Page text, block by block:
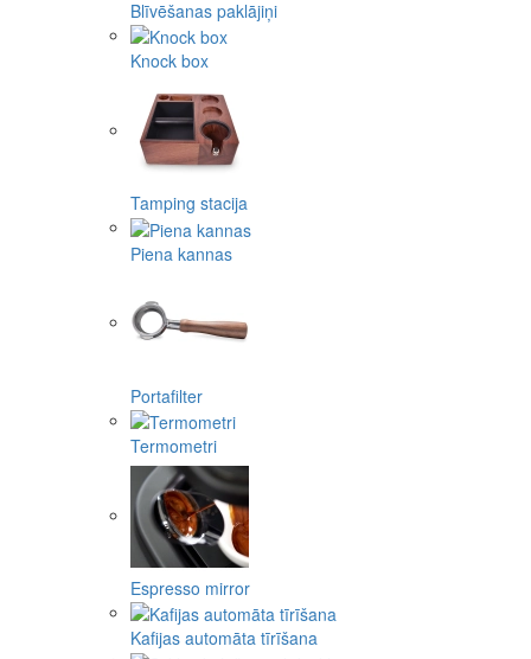
Blīvēšanas paklājiņi
Knock box
Tamping stacija
Piena kannas
Portafilter
Termometri
Espresso mirror
Kafijas automāta tīrīšana